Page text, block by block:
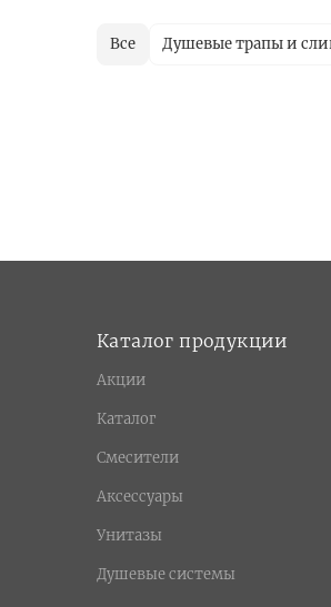
Все Душевые трапы и
Каталог продукции
Акции
Каталог
Смесители
Аксессуары
Унитазы
Душевые системы